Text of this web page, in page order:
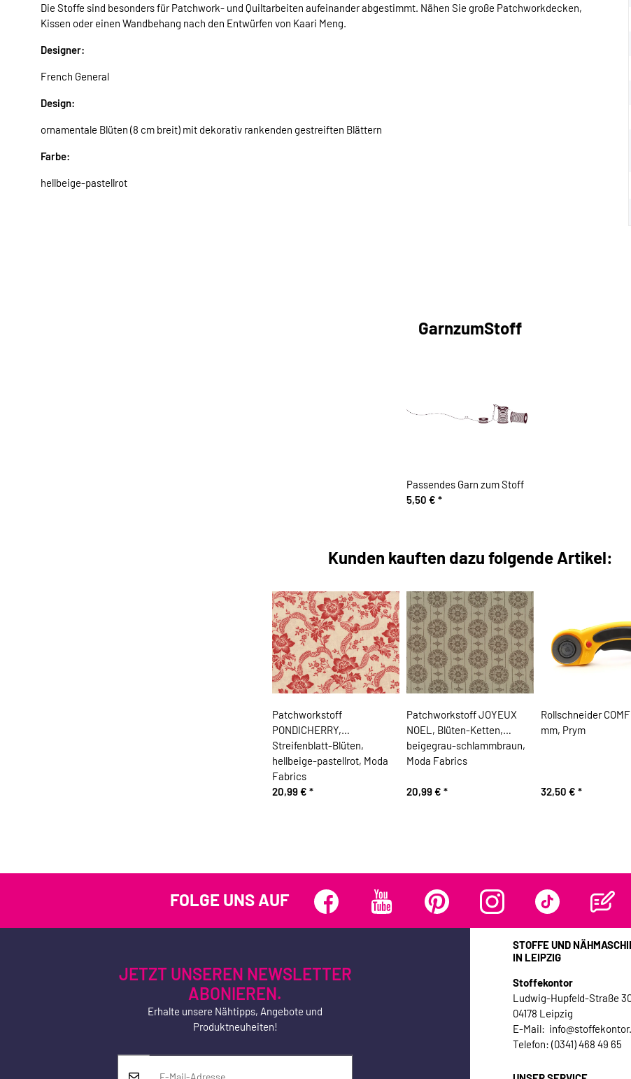
Die Stoffe sind besonders für Patchwork- und Quiltarbeiten aufeinander abgestimmt. Nähen Sie große Patchworkdecken,
Kissen oder einen Wandbehang nach den Entwürfen von Kaari Meng.
Designer:
French General
Design:
ornamentale Blüten (8 cm breit) mit dekorativ rankenden gestreiften Blättern
Farbe:
hellbeige-pastellrot
GarnzumStoff
Passendes Garn zum Stoff
5,50 € *
Kunden kauften dazu folgende Artikel:
Patchworkstoff
PONDICHERRY,
Streifenblatt-Blüten,
hellbeige-pastellrot, Moda
Fabrics
20,99 € *
Patchworkstoff JOYEUX
NOEL, Blüten-Ketten,
beigegrau-schlammbraun,
Moda Fabrics
20,99 € *
Rollschneider
mm, Prym
32,50 € *
FOLGE UNS AUF
JETZT UNSEREN NEWSLETTER
ABONIEREN.
Erhalte unsere Nähtipps, Angebote und
Produktneuheiten!
STOFFE UND
IN LEIPZIG
Stoffekontor
Ludwig-Hupfeld-Straße
04178 Leipzig
E-Mail:
Telefon: (0341) 468 49 65